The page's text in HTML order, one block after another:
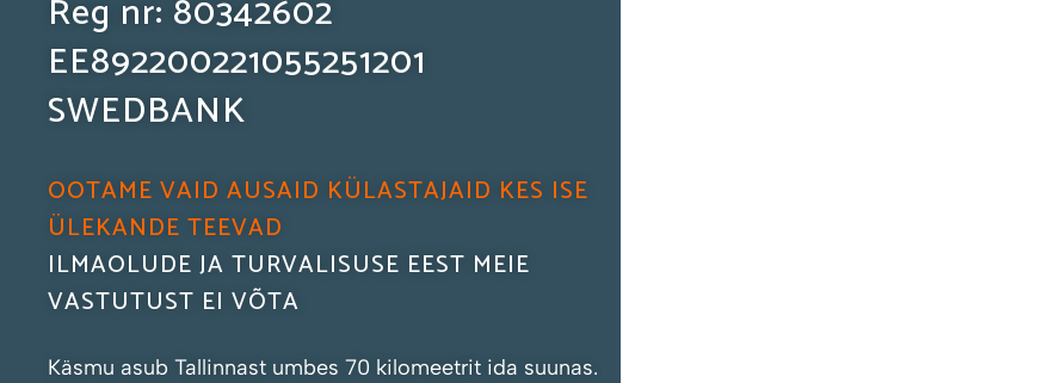
Reg nr: 80342602
EE892200221055251201
SWEDBANK
OOTAME VAID AUSAID KÜLASTAJAID KES ISE
ÜLEKANDE TEEVAD
ILMAOLUDE JA TURVALISUSE EEST MEIE
VASTUTUST EI VÕTA
Käsmu asub Tallinnast umbes 70 kilomeetrit ida suunas.